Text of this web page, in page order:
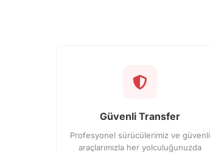
Güvenli Transfer
Profesyonel sürücülerimiz ve güvenli
araçlarımızla her yolculuğunuzda